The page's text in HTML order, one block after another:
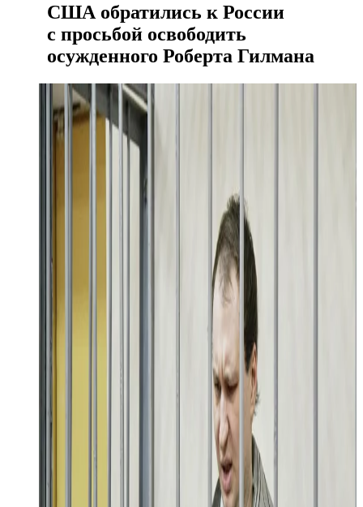
США обратились к России
с просьбой освободить
осужденного Роберта Гилмана